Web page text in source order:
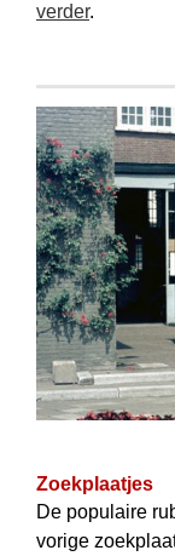
verder.
Zoekplaatjes
De populaire
vorige